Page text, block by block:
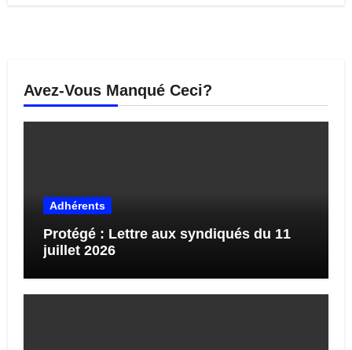
Avez-Vous Manqué Ceci?
Adhérents
Protégé : Lettre aux syndiqués du 11
juillet 2026